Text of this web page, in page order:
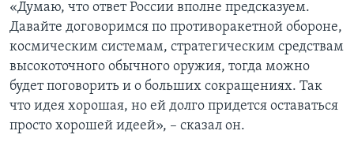
«Думаю, что ответ России вполне предсказуем.
Давайте договоримся по противоракетной обороне,
космическим системам, стратегическим средствам
высокоточного обычного оружия, тогда можно
будет поговорить и о больших сокращениях. Так
что идея хорошая, но ей долго придется оставаться
просто хорошей идеей», – сказал он.